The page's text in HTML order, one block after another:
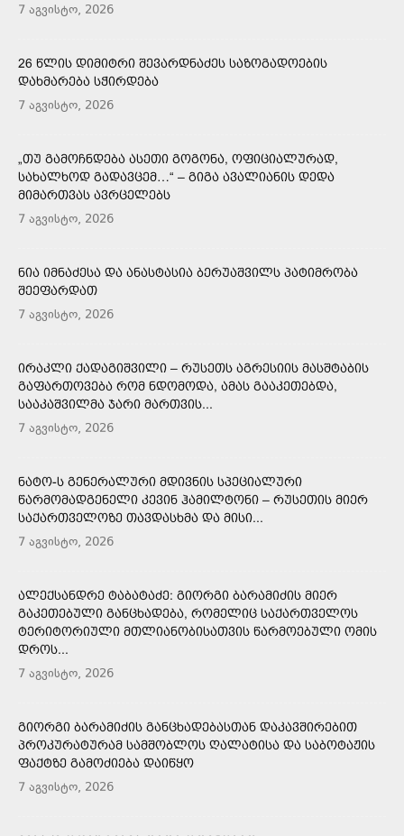
7 აგვისტო, 2026
26 ᲬᲚᲘᲡ ᲓᲘᲛᲘᲢᲠᲘ ᲨᲔᲕᲐᲠᲓᲜᲐᲫᲔᲡ ᲡᲐᲖᲝᲒᲐᲓᲝᲔᲑᲘᲡ
ᲓᲐᲮᲛᲐᲠᲔᲑᲐ ᲡᲭᲘᲠᲓᲔᲑᲐ
7 აგვისტო, 2026
„ᲗᲣ ᲒᲐᲛᲝᲩᲜᲓᲔᲑᲐ ᲐᲡᲔᲗᲘ ᲒᲝᲒᲝᲜᲐ, ᲝᲤᲘᲪᲘᲐᲚᲣᲠᲐᲓ,
ᲡᲐᲮᲐᲚᲮᲝᲓ ᲒᲐᲓᲐᲕᲪᲔᲛ…“ – ᲒᲘᲒᲐ ᲐᲕᲐᲚᲘᲐᲜᲘᲡ ᲓᲔᲓᲐ
ᲛᲘᲛᲐᲠᲗᲕᲐᲡ ᲐᲕᲠᲪᲔᲚᲔᲑᲡ
7 აგვისტო, 2026
ᲜᲘᲐ ᲘᲛᲜᲐᲫᲔᲡᲐ ᲓᲐ ᲐᲜᲐᲡᲢᲐᲡᲘᲐ ᲑᲔᲠᲣᲐᲨᲕᲘᲚᲡ ᲞᲐᲢᲘᲛᲠᲝᲑᲐ
ᲨᲔᲔᲤᲐᲠᲓᲐᲗ
7 აგვისტო, 2026
ᲘᲠᲐᲙᲚᲘ ᲥᲐᲓᲐᲒᲘᲨᲕᲘᲚᲘ – ᲠᲣᲡᲔᲗᲡ ᲐᲒᲠᲔᲡᲘᲘᲡ ᲛᲐᲡᲨᲢᲐᲑᲘᲡ
ᲒᲐᲤᲐᲠᲗᲝᲕᲔᲑᲐ ᲠᲝᲛ ᲜᲓᲝᲛᲝᲓᲐ, ᲐᲛᲐᲡ ᲒᲐᲐᲙᲔᲗᲔᲑᲓᲐ,
ᲡᲐᲐᲙᲐᲨᲕᲘᲚᲛᲐ ᲯᲐᲠᲘ ᲛᲐᲠᲗᲕᲘᲡ...
7 აგვისტო, 2026
ᲜᲐᲢᲝ-Ს ᲒᲔᲜᲔᲠᲐᲚᲣᲠᲘ ᲛᲓᲘᲕᲜᲘᲡ ᲡᲞᲔᲪᲘᲐᲚᲣᲠᲘ
ᲬᲐᲠᲛᲝᲛᲐᲓᲒᲔᲜᲔᲚᲘ ᲙᲔᲕᲘᲜ ᲰᲐᲛᲘᲚᲢᲝᲜᲘ – ᲠᲣᲡᲔᲗᲘᲡ ᲛᲘᲔᲠ
ᲡᲐᲥᲐᲠᲗᲕᲔᲚᲝᲖᲔ ᲗᲐᲕᲓᲐᲡᲮᲛᲐ ᲓᲐ ᲛᲘᲡᲘ...
7 აგვისტო, 2026
ᲐᲚᲔᲥᲡᲐᲜᲓᲠᲔ ᲢᲐᲑᲐᲢᲐᲫᲔ: ᲒᲘᲝᲠᲒᲘ ᲑᲐᲠᲐᲛᲘᲫᲘᲡ ᲛᲘᲔᲠ
ᲒᲐᲙᲔᲗᲔᲑᲣᲚᲘ ᲒᲐᲜᲪᲮᲐᲓᲔᲑᲐ, ᲠᲝᲛᲔᲚᲘᲪ ᲡᲐᲥᲐᲠᲗᲕᲔᲚᲝᲡ
ᲢᲔᲠᲘᲢᲝᲠᲘᲣᲚᲘ ᲛᲗᲚᲘᲐᲜᲝᲑᲘᲡᲐᲗᲕᲘᲡ ᲬᲐᲠᲛᲝᲔᲑᲣᲚᲘ ᲝᲛᲘᲡ
ᲓᲠᲝᲡ...
7 აგვისტო, 2026
ᲒᲘᲝᲠᲒᲘ ᲑᲐᲠᲐᲛᲘᲫᲘᲡ ᲒᲐᲜᲪᲮᲐᲓᲔᲑᲐᲡᲗᲐᲜ ᲓᲐᲙᲐᲕᲨᲘᲠᲔᲑᲘᲗ
ᲞᲠᲝᲙᲣᲠᲐᲢᲣᲠᲐᲛ ᲡᲐᲛᲨᲝᲑᲚᲝᲡ ᲦᲐᲚᲐᲢᲘᲡᲐ ᲓᲐ ᲡᲐᲑᲝᲢᲐᲟᲘᲡ
ᲤᲐᲥᲢᲖᲔ ᲒᲐᲛᲝᲫᲘᲔᲑᲐ ᲓᲐᲘᲬᲧᲝ
7 აგვისტო, 2026